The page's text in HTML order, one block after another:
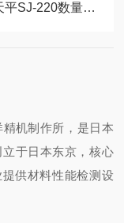
美萨携手--SHINKO新光高精度电子天平SJ-220数量300现货销售
机制作所‌，是日本
于日本东京，核心
供材料性能检测设